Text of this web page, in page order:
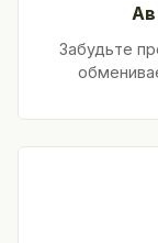
Забудьте